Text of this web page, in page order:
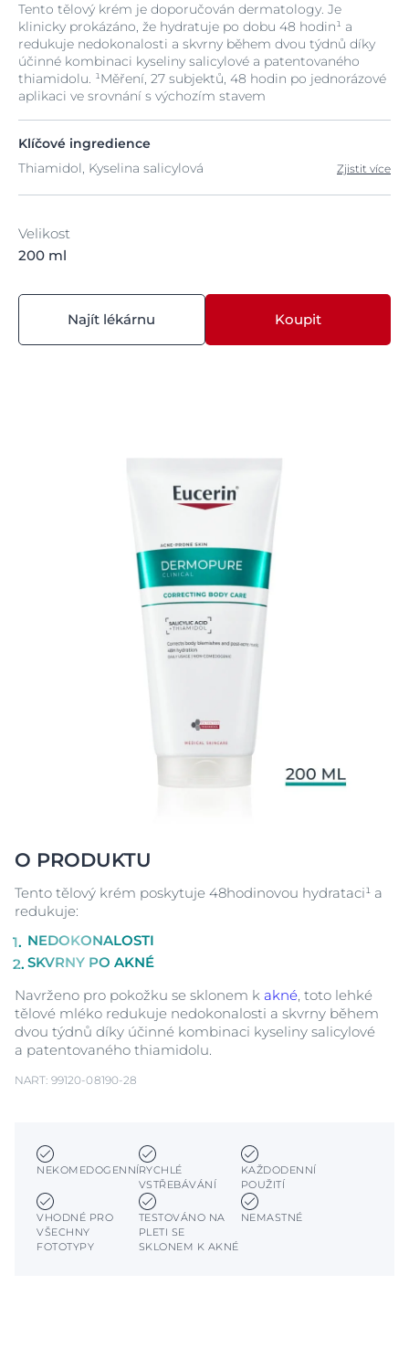
Tento tělový krém je doporučován dermatology. Je
klinicky prokázáno, že hydratuje po dobu 48 hodin¹ a
redukuje nedokonalosti a skvrny během dvou týdnů díky
účinné kombinaci kyseliny salicylové a patentovaného
thiamidolu. ¹Měření, 27 subjektů, 48 hodin po jednorázové
aplikaci ve srovnání s výchozím stavem
Klíčové ingredience
Thiamidol, Kyselina salicylová
Zjistit více
Velikost
200 ml
Najít lékárnu Koupit
O PRODUKTU
NART: 99120-08190-28
Tento tělový krém poskytuje 48hodinovou hydrataci¹ a
redukuje:
NEDOKONALOSTI
SKVRNY PO AKNÉ
Navrženo pro pokožku se sklonem k akné, toto lehké
tělové mléko redukuje nedokonalosti a skvrny během
dvou týdnů díky účinné kombinaci kyseliny salicylové
a patentovaného thiamidolu.
NEKOMEDOGENNÍRYCHLÉ
VSTŘEBÁVÁNÍ
KAŽDODENNÍ
POUŽITÍ
VHODNÉ PRO
VŠECHNY
FOTOTYPY
TESTOVÁNO NA
PLETI SE
SKLONEM K AKNÉ
NEMASTNÉ